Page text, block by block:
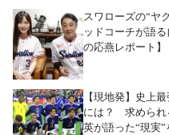
スワローズの“ヤ
ッドコーチが語
の応燕レポート】
【現地発】史上
には？ 求められ
英が語った“現実”